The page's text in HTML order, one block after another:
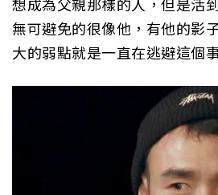
想成為父親那樣的人，但是活
無可避免的很像他，有他的影
大的弱點就是一直在逃避這個